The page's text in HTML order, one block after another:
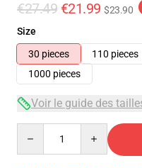
€27.49 €21.99 $23.90
Size
30 pieces
110 pieces
1000 pieces
Voir le guide des